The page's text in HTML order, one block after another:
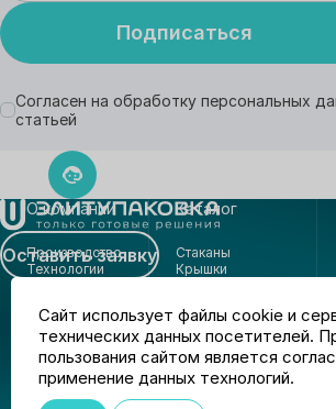
Подписаться
Согласен на обработку персональных
статьей
Оставить заявку
О компании
Производство
Технологии
Каталог
Стаканы
Крышки
Банки
Банки-тубы
Крышки-пломбы
Индивидуальные
решения
Сайт использует файлы cookie и
технических данных посетителей.
пользования сайтом является
применение данных технологий.